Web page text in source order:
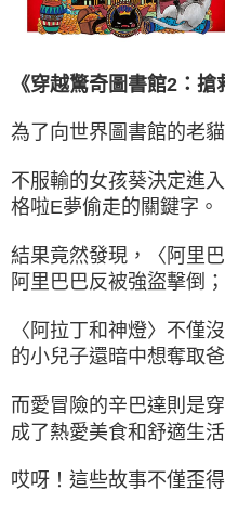
《穿越驚奇圖書館2：搶
為了向世界圖書館的老
不服輸的女孩葵決定進
格啦E夢偷走的關鍵字。
結果竟然發現，〈阿里
阿里巴巴反被強盜擊倒；
〈阿拉丁和神燈〉不僅
的小兒子還暗中想奪取
而愛冒險的辛巴達則是
成了熱愛美食和舒適生活
哎呀！這些故事不僅歪